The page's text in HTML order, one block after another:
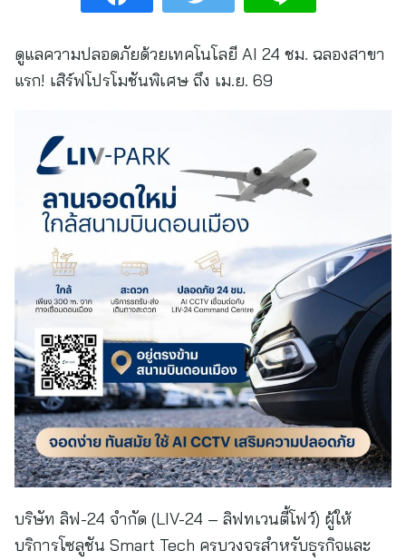
ดูแลความปลอดภัยด้วยเทคโนโลยี AI 24 ชม. ฉลองสาขา
แรก! เสิร์ฟโปรโมชันพิเศษ ถึง เม.ย. 69
บริษัท ลิฟ-24 จำกัด (LIV-24 – ลิฟทเวนตี้โฟว์) ผู้ให้
บริการโซลูชัน Smart Tech ครบวงจรสำหรับธุรกิจและ